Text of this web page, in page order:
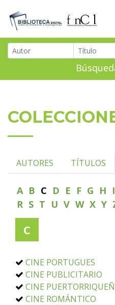
AUTORES TÍTULOS
A B C D E F G H I
R S T U V W X Y
C
CINE PORTUGUES
CINE PUBLICITARIO
CINE
CINE ROMÁNTICO